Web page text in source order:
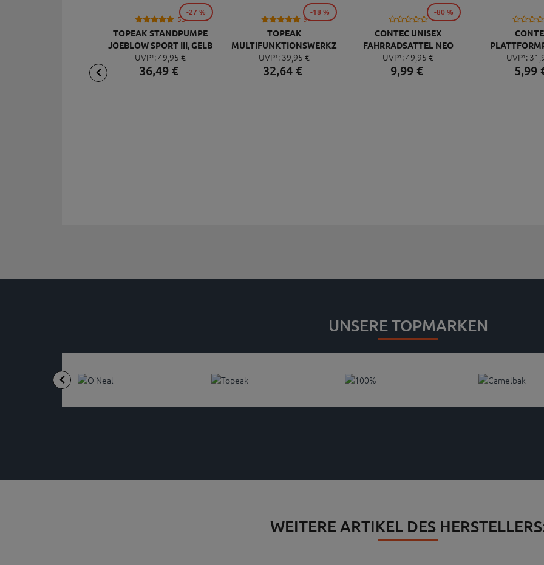
53
TOPEAK STANDPUMPE
JOEBLOW SPORT III, GELB
UVP¹:49, 95 €
36,49€
-27 %
9
TOPEAK
MULTIFUNKTIONSWERKZEUG
MINI 20 PRO
UVP¹: 39, 95 €
32,64€
-18 %
CONTEC UNISEX
FAHRRADSATTEL NEO
PACE ZX CUT
UVP¹:49, 95 €
9,99 €
-80 %
QUICK NEO
UVP¹: 31,
5,99
UNSERE TOPMARKEN
WEITERE ARTIKEL DES